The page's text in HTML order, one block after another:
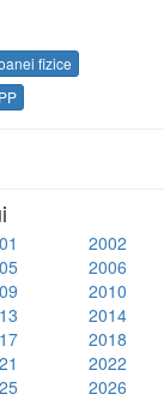
fizice
2002
2006
2010
2014
2018
2022
2026